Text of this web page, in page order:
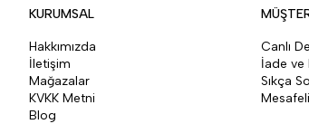
KURUMSAL
Hakkımızda
İletişim
Mağazalar
KVKK Metni
Blog
Canlı
İade ve
Sıkça